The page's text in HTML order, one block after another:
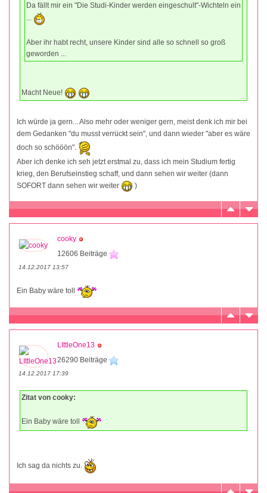
Da fällt mir ein "Die Studi-Kinder werden eingeschult"-Wichteln ein
...
Aber ihr habt recht, unsere Kinder sind alle so schnell so groß
geworden ...
Macht Neue!
Ich würde ja gern... Also mehr oder weniger gern, meist denk ich mir bei
dem Gedanken "du musst verrückt sein", und dann wieder "aber es wäre
doch so schööön".
Aber ich denke ich seh jetzt erstmal zu, dass ich mein Studium fertig
krieg, den Berufseinstieg schaff, und dann sehen wir weiter (dann
SOFORT dann sehen wir weiter
)
cooky
12606 Beiträge
14.12.2017 13:57
Ein Baby wäre toll
LIttleOne13
26290 Beiträge
14.12.2017 17:39
Zitat von cooky:
Ein Baby wäre toll
Ich sag da nichts zu.